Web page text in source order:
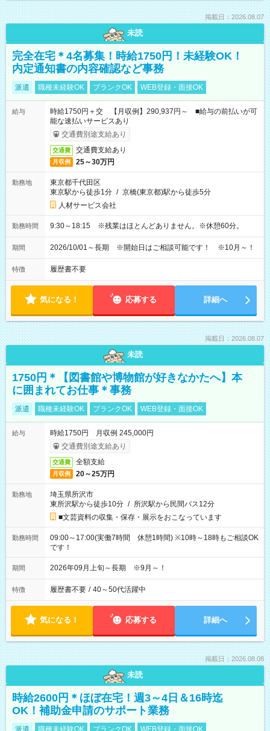
掲載日：2026.08.07
未読
完全在宅＊4名募集！時給1750円！未経験OK！
内定通知書の内容確認など事務
派遣 職種未経験OK ブランクOK WEB登録・面接OK
給与
時給1750円＋交 【月収例】290,937円～ ■給与の前払いが可
能な速払いサービスあり
交通費別途支給あり
交通費 交通費支給あり
月収例 25～30万円
勤務地
東京都千代田区
東京駅から徒歩1分 / 京橋(東京都)駅から徒歩5分
人材サービス会社
勤務時間 9:30～18:15 ※残業はほとんどありません。※休憩60分。
期間 2026/10/01～長期 ※開始日はご相談可能です！ ※10月～！
特徴 履歴書不要
気になる！ 応募する 詳細へ
掲載日：2026.08.07
未読
1750円＊【図書館や博物館が好きなかたへ】本
に囲まれてお仕事＊事務
派遣 職種未経験OK ブランクOK WEB登録・面接OK
給与
時給1750円 月収例 245,000円
交通費別途支給あり
交通費 全額支給
月収例 20～25万円
勤務地
埼玉県所沢市
東所沢駅から徒歩10分 / 所沢駅から民間バス12分
■文芸資料の収集・保存・展示をおこなっています
勤務時間
09:00～17:00(実働7時間 休憩1時間) ※10時～18時もご相談OK
です！
期間 2026年09月上旬～長期 ※9月～！
特徴 履歴書不要 / 40～50代活躍中
気になる！ 応募する 詳細へ
掲載日：2026.08.08
未読
時給2600円＊ほぼ在宅！週3～4日＆16時迄
OK！補助金申請のサポート業務
派遣 職種未経験OK ブランクOK WEB登録・面接OK